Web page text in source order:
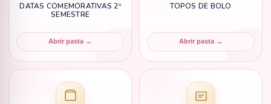
DATAS COMEMORATIVAS 2º
SEMESTRE
Abrir pasta →
TOPOS DE BOLO
Abrir pasta →